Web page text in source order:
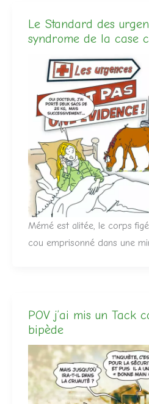
Le Standard des
syndrome de la case
Mémé est alitée, le corps
cou emprisonné dans une
POV j’ai mis un Tack
bipède